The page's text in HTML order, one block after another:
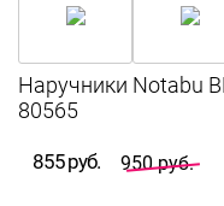
855 руб. 950 руб.